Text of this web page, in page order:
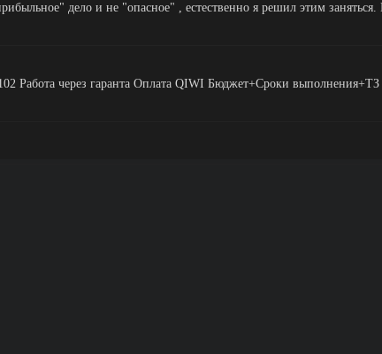
дело и не "опасное" , естественно я решил этим
Работа через гаранта Оплата QIWI Бюджет+Сроки